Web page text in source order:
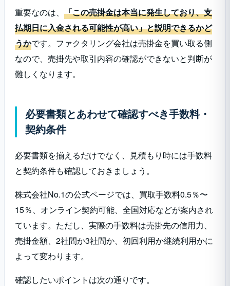
重要なのは、 「この売掛金は本当に発生しており、支
払期日に入金される可能性が高い」と説明できるかど
うかです。ファクタリング会社は売掛金を買い取る側
なので、売掛先や取引内容の確認ができないと判断が
難しくなります。
必要書類とあわせて確認すべき手数料・
契約条件
必要書類を揃えるだけでなく、見積もり時には手数料
と契約条件も確認しておきましょう。
株式会社No.1の公式ページでは、買取手数料0.5％〜
15％、オンライン契約可能、全国対応などが案内され
ています。ただし、実際の手数料は売掛先の信用力、
売掛金額、2社間か3社間か、初回利用か継続利用かに
よって変わります。
確認したいポイントは次の通りです。